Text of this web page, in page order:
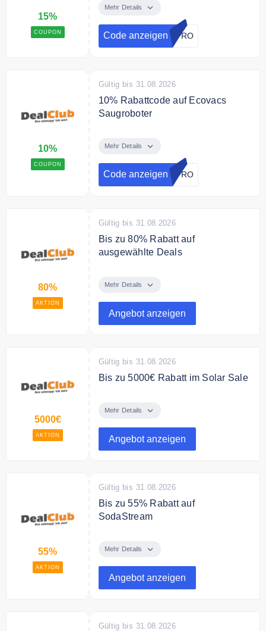
15%
COUPON
Spirituosen Sale
Mehr Details
Code anzeigen 5PRO
10%
COUPON
Gültig bis 31.08.2026
10% Rabattcode auf Ecovacs
Saugroboter
10% auf Ecovacs Saugroboter.
Mehr Details
Code anzeigen 0PRO
80%
AKTION
Gültig bis 31.08.2026
Bis zu 80% Rabatt auf
ausgewählte Deals
ausgewählte Deals.
Mehr Details
Angebot anzeigen
5000€
AKTION
Gültig bis 31.08.2026
Bis zu 5000€ Rabatt im Solar Sale
im Solar Sale bei DealClub -
Solartechnik!
Mehr Details
Angebot anzeigen
55%
AKTION
Gültig bis 31.08.2026
Bis zu 55% Rabatt auf
SodaStream
SodaStream Wassersprudler und
Mehr Details
Angebot anzeigen
Gültig bis 31.08.2026